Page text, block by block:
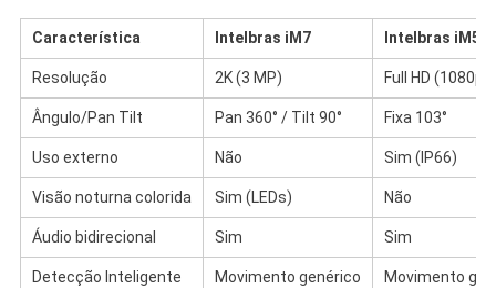
Característica Intelbras iM7 Intelbras iM5
Resolução 2K (3 MP) Full HD (1080p)
Ângulo/Pan Tilt Pan 360° / Tilt 90° Fixa 103°
Uso externo Não Sim (IP66)
Visão noturna colorida Sim (LEDs) Não
Áudio bidirecional Sim Sim
Detecção Inteligente Movimento genérico Movimento